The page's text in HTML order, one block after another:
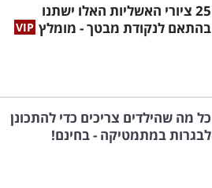
25 ציורי האשליות האלו ישתנו
בהתאם לנקודת מבטך - מומלץ
כל מה שהילדים צריכים כדי להתכונן
לבגרות במתמטיקה - בחינם!